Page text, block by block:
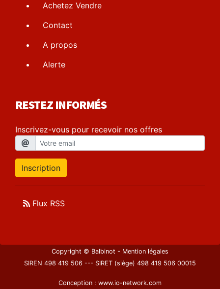
Achetez Vendre
Contact
A propos
Alerte
RESTEZ INFORMÉS
Inscrivez-vous pour recevoir nos offres
Inscription
Flux RSS
Copyright © Balbinot - Mention légales
SIREN 498 419 506 --- SIRET (siège) 498 419 506 00015
Conception : www.io-network.com